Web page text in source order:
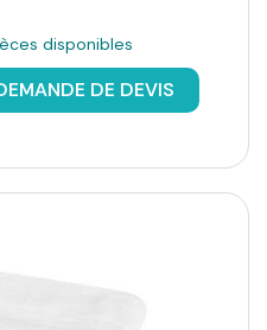
disponibles
DE DEVIS